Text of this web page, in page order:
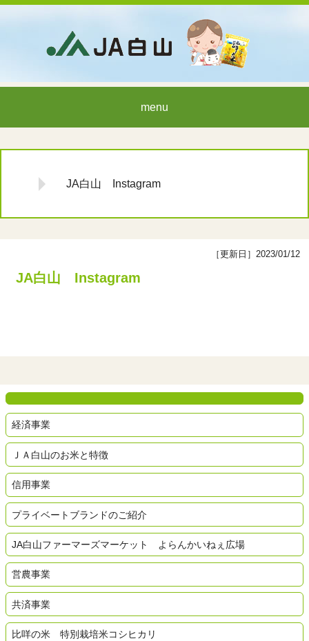
menu
JA白山 Instagram
JA白山 Instagram
［更新日］2023/01/12
経済事業
ＪＡ白山のお米と特徴
信用事業
プライベートブランドのご紹介
JA白山ファーマーズマーケット よらんかいねぇ広場
営農事業
共済事業
比咩の米 特別栽培米コシヒカリ